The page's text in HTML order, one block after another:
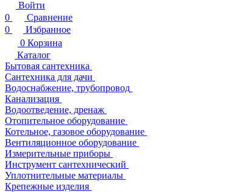
Войти
0
Сравнение
0
Избранное
0 Корзина
Каталог
Бытовая сантехника
Сантехника для дачи
Водоснабжение, трубопровод
Канализация
Водоотведение, дренаж
Отопительное оборудование
Котельное, газовое оборудование
Вентиляционное оборудование
Измерительные приборы
Инструмент сантехнический
Уплотнительные материалы
Крепежные изделия